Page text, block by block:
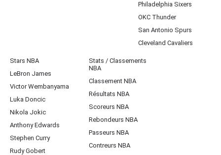
Philadelphia Sixers
OKC Thunder
San Antonio Spurs
Cleveland Cavaliers
Stars NBA
LeBron James
Victor Wembanyama
Luka Doncic
Nikola Jokic
Anthony Edwards
Stephen Curry
Rudy Gobert
Stats / Classements
NBA
Classement NBA
Résultats NBA
Scoreurs NBA
Rebondeurs NBA
Passeurs NBA
Contreurs NBA